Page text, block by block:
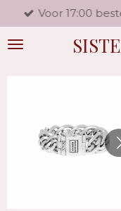
direct
naar
Voor 17:00